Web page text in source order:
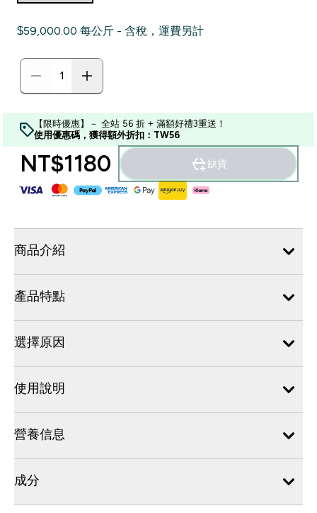
$59,000.00‎ 每公斤 - 含稅，運費另計
【限時優惠】－ 全站 56 折 + 滿額好禮3重送！
使用優惠碼，獲得額外折扣：TW56
NT$1180‎ 缺貨
商品介紹
產品特點
選擇原因
使用說明
營養信息
成分